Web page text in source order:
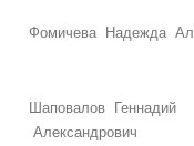
Фомичева Надежда
Шаповалов Геннадий
Александрович